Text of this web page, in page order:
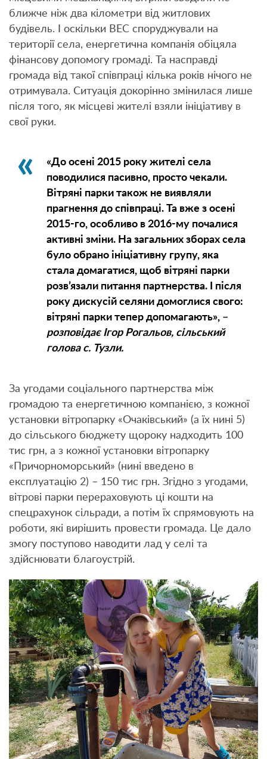
ближче ніж два кілометри від житлових
будівель. І оскільки ВЕС споруджували на
території села, енергетична компанія обіцяла
фінансову допомогу громаді. Та насправді
громада від такої співпраці кілька років нічого не
отримувала. Ситуація докорінно змінилася лише
після того, як місцеві жителі взяли ініціативу в
свої руки.
«До осені 2015 року жителі села
поводилися пасивно, просто чекали.
Вітряні парки також не виявляли
прагнення до співпраці. Та вже з осені
2015-го, особливо в 2016-му почалися
активні зміни. На загальних зборах села
було обрано ініціативну групу, яка
стала домагатися, щоб вітряні парки
розв’язали питання партнерства. І після
року дискусій селяни домоглися свого:
вітряні парки тепер допомагають», –
розповідає Ігор Рогальов, сільський
голова с. Тузли.
За угодами соціального партнерства між
громадою та енергетичною компанією, з кожної
установки вітропарку «Очаківський» (а їх нині 5)
до сільського бюджету щороку надходить 100
тис грн, а з кожної установки вітропарку
«Причорноморський» (нині введено в
експлуатацію 2) – 150 тис грн. Згідно з угодами,
вітрові парки перераховують ці кошти на
спецрахунок сільради, а потім їх спрямовують на
роботи, які вирішить провести громада. Це дало
змогу поступово наводити лад у селі та
здійснювати благоустрій.